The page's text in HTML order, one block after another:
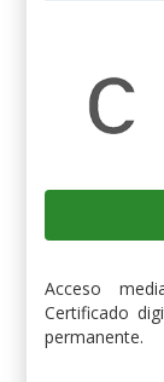
Acceso
Certificado
permanente.